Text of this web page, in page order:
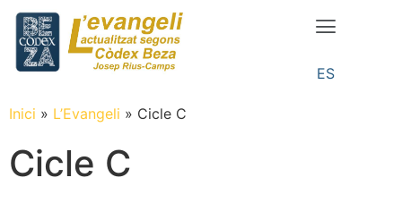
ES
Inici » L’Evangeli » Cicle C
Cicle C